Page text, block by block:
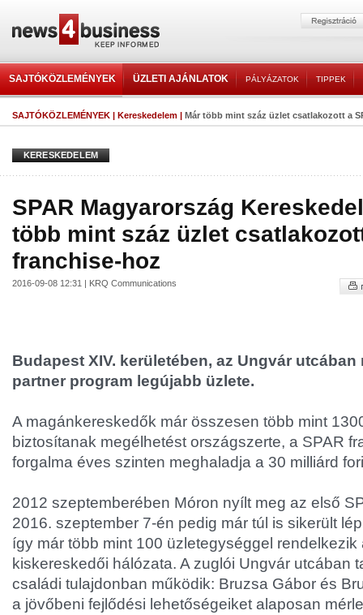
SAJTÓKÖZLEMÉNYEK ÜZLETI AJÁNLATOK PÁLYÁZATOK TIPPEK
SAJTÓKÖZLEMÉNYEK | Kereskedelem | Már több mint száz üzlet csatlakozott a
KERESKEDELEM
SPAR Magyarország
több mint száz üzlet
franchise-hoz
2016-09-08 12:31 | KRQ Communications
Budapest XIV. kerületében, az Ungvár utcában
partner program legújabb üzlete.
A magánkereskedők már összesen több mint
biztosítanak megélhetést országszerte, a SPAR
forgalma éves szinten meghaladja a 30 milliárd
2012 szeptemberében Móron nyílt meg az első
2016. szeptember 7-én pedig már túl is sikerült
így már több mint 100 üzletegységgel rendelkezik
kiskereskedői hálózata. A zuglói Ungvár utcában
családi tulajdonban működik: Bruzsa Gábor és
a jövőbeni fejlődési lehetőségeiket alaposan